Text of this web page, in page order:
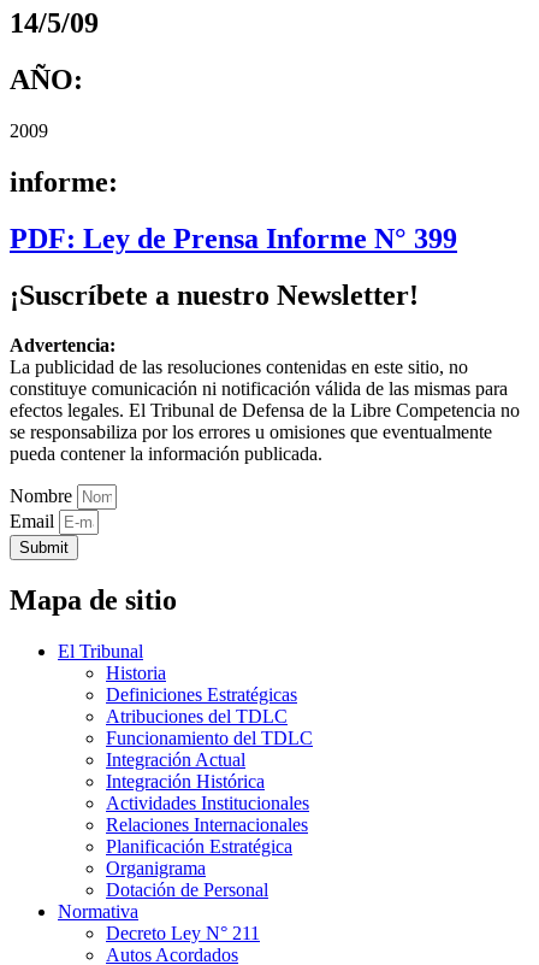
14/5/09
AÑO:
2009
informe:
PDF: Ley de Prensa Informe N° 399
¡Suscríbete a nuestro Newsletter!
Advertencia:
La publicidad de las resoluciones contenidas en este sitio, no
constituye comunicación ni notificación válida de las mismas para
efectos legales. El Tribunal de Defensa de la Libre Competencia no
se responsabiliza por los errores u omisiones que eventualmente
pueda contener la información publicada.
Nombre
Email
Submit
Mapa de sitio
El Tribunal
Historia
Definiciones Estratégicas
Atribuciones del TDLC
Funcionamiento del TDLC
Integración Actual
Integración Histórica
Actividades Institucionales
Relaciones Internacionales
Planificación Estratégica
Organigrama
Dotación de Personal
Normativa
Decreto Ley N° 211
Autos Acordados